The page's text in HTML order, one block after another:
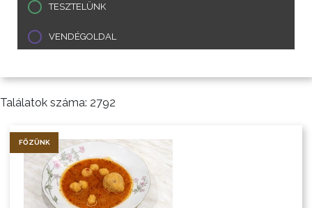
TESZTELÜNK
VENDÉGOLDAL
Találatok száma: 2792
FŐZÜNK